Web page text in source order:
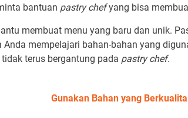
bantuan pastry chefyang bisa
membuat menu yang baru dan unik.
mempelajari bahan-bahan yang
terus bergantung pada pastry chef.
Gunakan Bahan yang